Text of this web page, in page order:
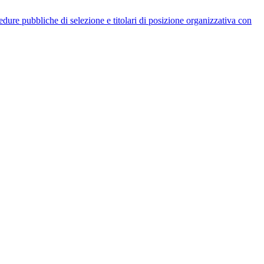
pubbliche di selezione e titolari di posizione organizzativa con